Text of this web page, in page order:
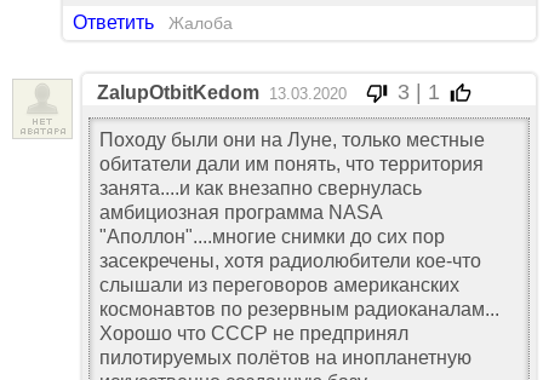
Ответить Жалоба
ZalupOtbitKedom 13.03.2020 3 | 1
Походу были они на Луне, только местные
обитатели дали им понять, что территория
занята....и как внезапно свернулась
амбициозная программа NASA
"Аполлон"....многие снимки до сих пор
засекречены, хотя радиолюбители кое-что
слышали из переговоров американских
космонавтов по резервным радиоканалам...
Хорошо что СССР не предпринял
пилотируемых полётов на инопланетную